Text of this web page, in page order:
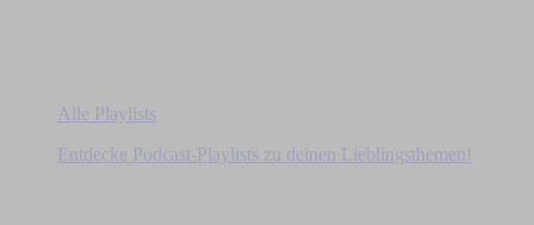
Alle Playlists
Entdecke Podcast-Playlists zu deinen Lieblingsthemen!